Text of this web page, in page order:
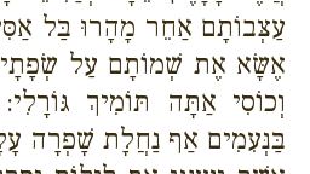
עַצְּבוֹתָם אַחֵר מָהָרוּ בַּל
אֶשָּׂא אֶת שְׁמוֹתָם עַל
וְכוֹסִי אַתָּה תּוֹמִיךְ
בַּנְּעִמִים אַף נַחֲלָת שָׁפְרָה